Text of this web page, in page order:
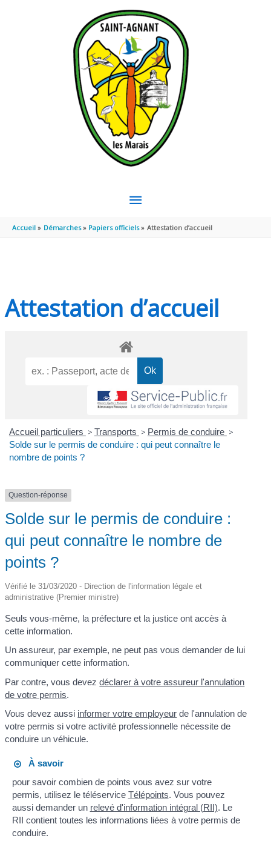
MENU
PRINCIPAL
Accueil Démarches Papiers officiels Attestation d’accueil
Attestation d’accueil
Accueil particuliers > Transports > Permis de conduire >
Solde sur le permis de conduire : qui peut connaître le
nombre de points ?
Question-réponse
Solde sur le permis de conduire :
qui peut connaître le nombre de
points ?
Vérifié le 31/03/2020 - Direction de l'information légale et
administrative (Premier ministre)
Seuls vous-même, la préfecture et la justice ont accès à
cette information.
Un assureur, par exemple, ne peut pas vous demander de lui
communiquer cette information.
Par contre, vous devezdéclarer à votre assureur l'annulation
de votre permis.
Vous devez aussi informer votre employeur de l'annulation de
votre permis si votre activité professionnelle nécessite de
conduire un véhicule.
À savoir
pour savoir combien de points vous avez sur votre
permis, utilisez le téléservice Télépoints. Vous pouvez
aussi demander un relevé d'information intégral (RII). Le
RII contient toutes les informations liées à votre permis de
conduire.